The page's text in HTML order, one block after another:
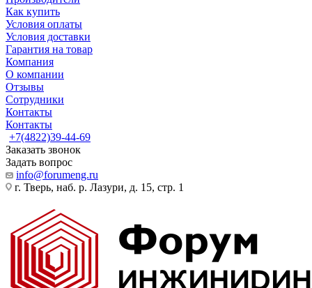
Как купить
Условия оплаты
Условия доставки
Гарантия на товар
Компания
О компании
Отзывы
Сотрудники
Контакты
Контакты
+7(4822)39-44-69
Заказать звонок
Задать вопрос
info@forumeng.ru
г. Тверь, наб. р. Лазури, д. 15, стр. 1